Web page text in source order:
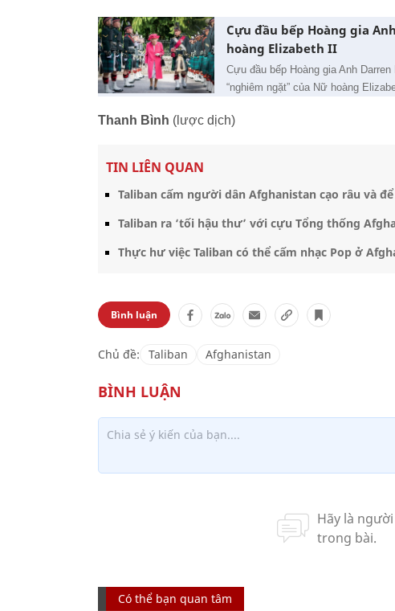
Cựu đầu bếp Hoàng gia
hoàng Elizabeth II
Cựu đầu bếp Hoàng gia Anh
“nghiêm ngặt” của Nữ hoàng
Thanh Bình (lược dịch)
TIN LIÊN QUAN
Taliban cấm người dân Afghanistan cạo râu và
Taliban ra ‘tối hậu thư’ với cựu Tổng thống
Thực hư việc Taliban có thể cấm nhạc Pop ở
Bình luận
Chủ đề: Taliban Afghanistan
Có thể bạn quan tâm